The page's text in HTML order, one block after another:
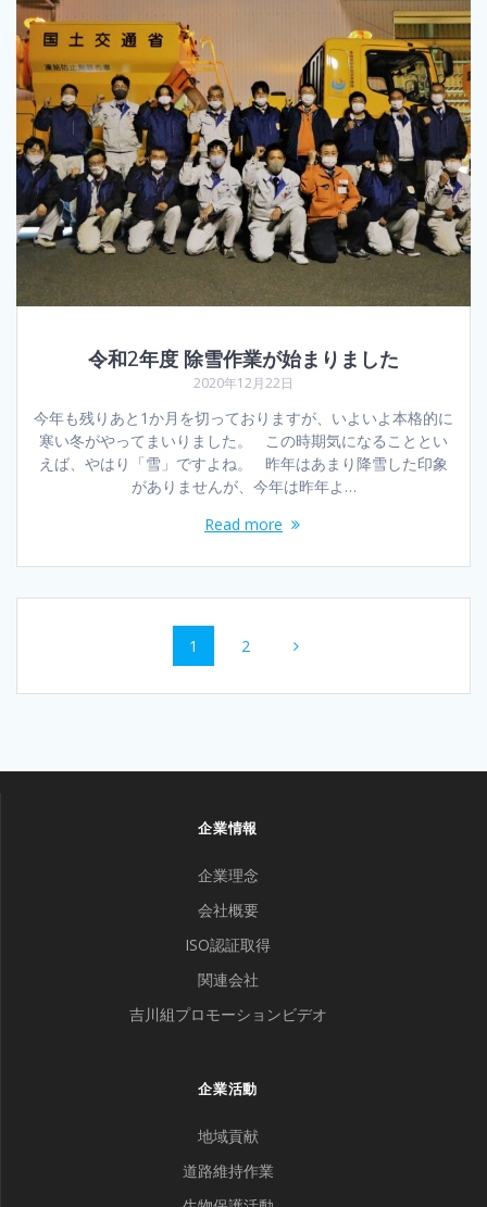
令和2年度 除雪作業が始まりました
2020年12月22日
今年も残りあと1か月を切っておりますが、いよいよ本格的に
寒い冬がやってまいりました。 この時期気になることとい
えば、やはり「雪」ですよね。 昨年はあまり降雪した印象
がありませんが、今年は昨年よ…
Read more
navigation
Page
1 Page
2
企業情報
企業理念
会社概要
ISO認証取得
関連会社
吉川組プロモーションビデオ
企業活動
地域貢献
道路維持作業